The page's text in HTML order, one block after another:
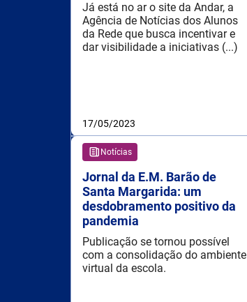
Já está no ar o site da Andar, a
Agência de Notícias dos Alunos
da Rede que busca incentivar e
dar visibilidade a iniciativas (...)
17/05/2023
Notícias
Jornal da E.M. Barão de
Santa Margarida: um
desdobramento positivo da
pandemia
Publicação se tornou possível
com a consolidação do ambiente
virtual da escola.